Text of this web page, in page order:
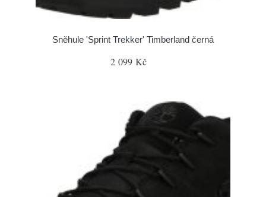
Sněhule 'Sprint Trekker' Timberland černá
2 099 Kč